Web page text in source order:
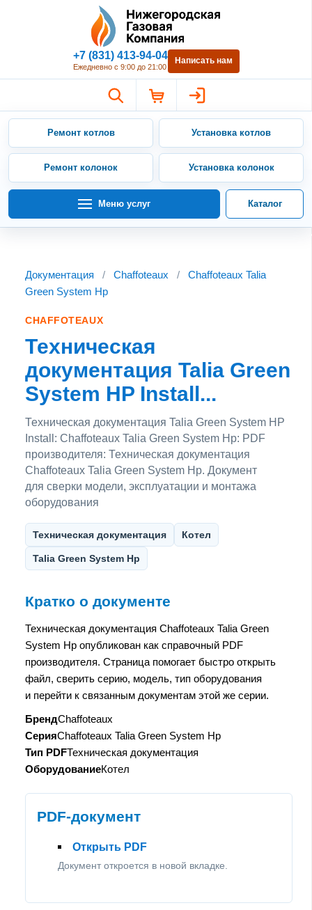
Нижегородская Газовая
+7 (831) 413-94-04
Ежедневно с 9:00 до 21:00
Написать нам
Ремонт котлов Установка котлов
Ремонт колонок Установка колонок
Меню услуг Каталог
Документация / Chaffoteaux /
Chaffoteaux Talia
Green System Hp
CHAFFOTEAUX
Техническая
документация Talia Green
System HP Install...
Техническая документация Talia Green System HP
Install: Chaffoteaux Talia Green System Hp: PDF
производителя: Техническая документация
Chaffoteaux Talia Green System Hp. Документ
для сверки модели, эксплуатации и монтажа
оборудования
Техническая документация Котел
Talia Green System Hp
Кратко о документе
Техническая документация Chaffoteaux Talia Green
System Hp опубликован как справочный PDF
производителя. Страница помогает быстро открыть
файл, сверить серию, модель, тип оборудования
и перейти к связанным документам этой же серии.
БрендChaffoteaux
СерияChaffoteaux Talia Green System Hp
Тип PDFТехническая документация
ОборудованиеКотел
PDF-документ
Открыть PDF
Документ откроется в новой вкладке.